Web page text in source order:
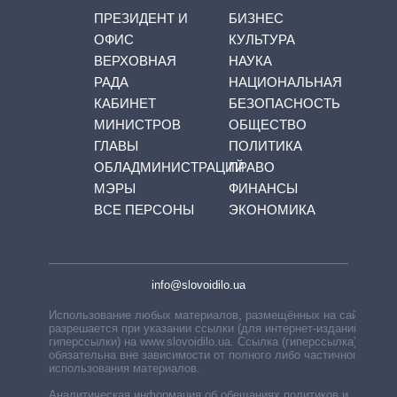
ПРЕЗИДЕНТ И
ОФИС
ВЕРХОВНАЯ
РАДА
КАБИНЕТ
МИНИСТРОВ
ГЛАВЫ
ОБЛАДМИНИСТРАЦИЙ
МЭРЫ
ВСЕ ПЕРСОНЫ
БИЗНЕС
КУЛЬТУРА
НАУКА
НАЦИОНАЛЬНАЯ
БЕЗОПАСНОСТЬ
ОБЩЕСТВО
ПОЛИТИКА
ПРАВО
ФИНАНСЫ
ЭКОНОМИКА
info@slovoidilo.ua
Использование любых материалов, размещённых на сайте,
разрешается при указании ссылки (для интернет-изданий —
гиперссылки) на www.slovoidilo.ua. Ссылка (гиперссылка)
обязательна вне зависимости от полного либо частичного
использования материалов.